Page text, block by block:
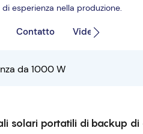
esperienza nella produzione.
Contatto Video del
da 1000 W
solari portatili di backup